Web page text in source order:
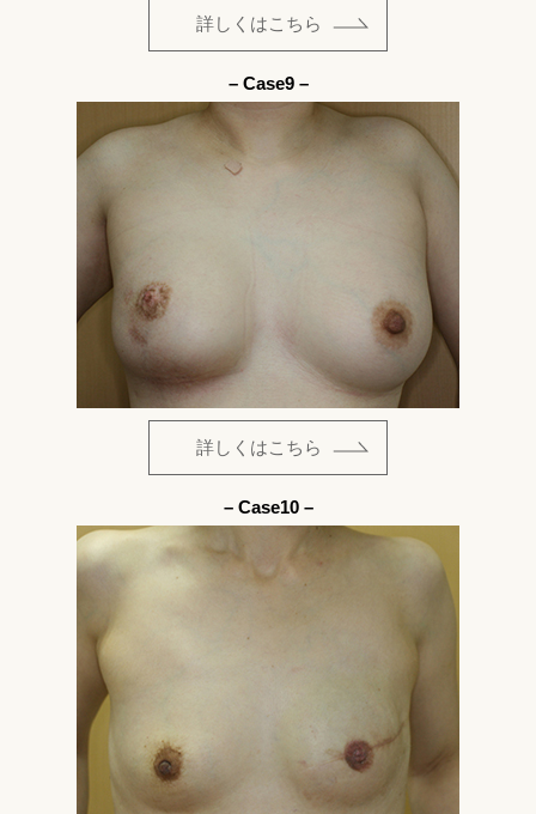
詳しくはこちら
– Case9 –
詳しくはこちら
– Case10 –